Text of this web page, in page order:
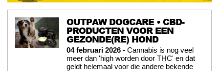
OUTPAW DOGCARE • CBD-
PRODUCTEN VOOR EEN
GEZONDE(RE) HOND
04 februari 2026 - Cannabis is nog veel
meer dan 'high worden door THC' en dat
geldt helemaal voor die andere bekende